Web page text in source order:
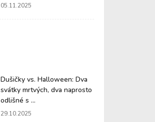
05.11.2025
Dušičky vs. Halloween: Dva
svátky mrtvých, dva naprosto
odlišné s ...
29.10.2025